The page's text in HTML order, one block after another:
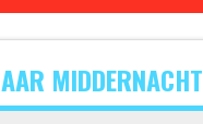
MIDDERNACHT